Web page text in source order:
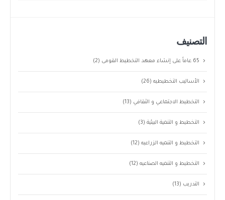
التصنيف
65 عاماً على إنشاء معهد التخطيط القومى (2)
الأساليب التخطيطيه(26)
التخطيط الاجتماعي و الثقافي (13)
التخطيط و التنمية البيئية(3)
التخطيط و التنميه الزراعيه(12)
التخطيط و التنميه الصناعيه(12)
التدريب (13)